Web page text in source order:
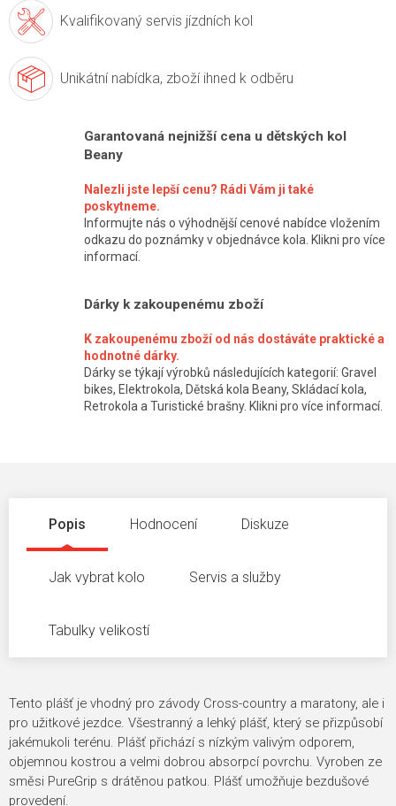
Kvalifikovaný servis jízdních kol
Unikátní nabídka, zboží ihned k odběru
Garantovaná nejnižší cena u dětských kol
Beany
Nalezli jste lepší cenu? Rádi Vám ji také
poskytneme.
Informujte nás o výhodnější cenové nabídce vložením
odkazu do poznámky v objednávce kola. Klikni pro více
informací.
Dárky k zakoupenému zboží
K zakoupenému zboží od nás dostáváte praktické a
hodnotné dárky.
Dárky se týkají výrobků následujících kategorií: Gravel
bikes, Elektrokola, Dětská kola Beany, Skládací kola,
Retrokola a Turistické brašny. Klikni pro více informací.
Popis Hodnocení Diskuze
Jak vybrat kolo Servis a služby
Tabulky velikostí
Tento plášť je vhodný pro závody Cross-country a maratony, ale i
pro užitkové jezdce. Všestranný a lehký plášť, který se přizpůsobí
jakémukoli terénu. Plášť přichází s nízkým valivým odporem,
objemnou kostrou a velmi dobrou absorpcí povrchu. Vyroben ze
směsi PureGrip s drátěnou patkou. Plášť umožňuje bezdušové
provedení.